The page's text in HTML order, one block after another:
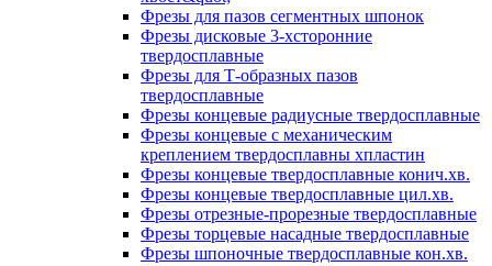
Фрезы для пазов сегментных шпонок
Фрезы дисковые 3-хсторонние
твердосплавные
Фрезы для Т-образных пазов
твердосплавные
Фрезы концевые радиусные твердосплавные
Фрезы концевые с механическим
креплением твердосплавны хпластин
Фрезы концевые твердосплавные конич.хв.
Фрезы концевые твердосплавные цил.хв.
Фрезы отрезные-прорезные твердосплавные
Фрезы торцевые насадные твердосплавные
Фрезы шпоночные твердосплавные кон.хв.